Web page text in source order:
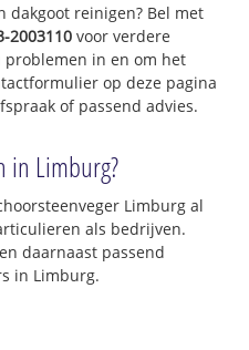
dakgoot reinigen? Bel met
2003110 voor verdere
problemen in en om het
op deze pagina
of passend advies.
in Limburg?
Limburg al
als bedrijven.
daarnaast passend
in Limburg.